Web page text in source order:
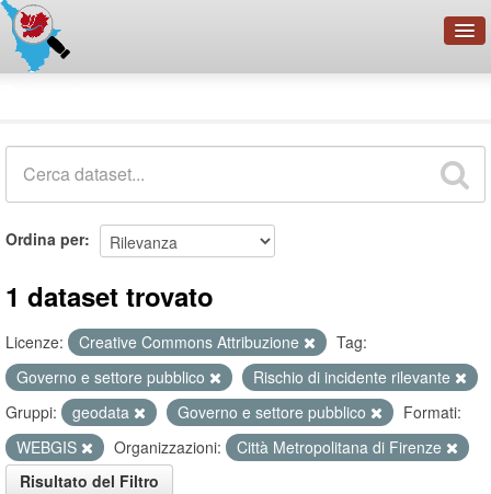
Organizzazioni
Ordina per
1 dataset trovato
Licenze: Creative Commons Attribuzione
Tag:
Governo e settore pubblico
Rischio di incidente rilevante
Gruppi:
geodata Governo e settore pubblico
Formati:
WEBGIS
Organizzazioni:
Città Metropolitana di Firenze
Risultato del Filtro